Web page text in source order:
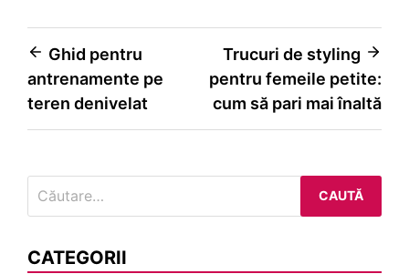
Navigare
în
Ghid pentru
antrenamente pe
teren denivelat
Trucuri de styling
pentru femeile petite:
cum să pari mai înaltă
după:
CATEGORII